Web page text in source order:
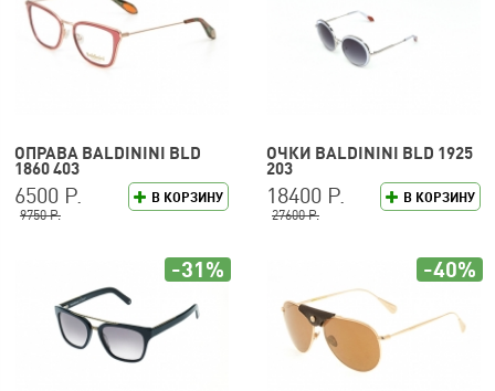
ОПРАВА BALDININI BLD
1860 403
В КОРЗИНУ
6500 Р.
9750 Р.
ОЧКИ BALDININI BLD 1925
203
В КОРЗИНУ
18400 Р.
27600 Р.
-31% -40%